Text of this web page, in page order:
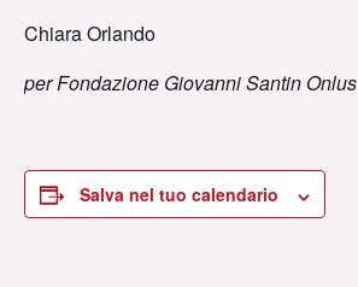
Chiara Orlando
per Fondazione Giovanni Santin Onlus
Salva nel tuo calendario